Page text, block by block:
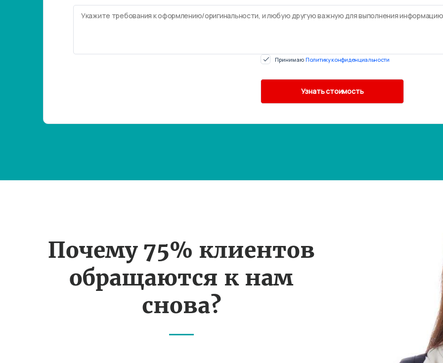
Принимаю Политику конфиденциальности
Почему 75% клиентов
обращаются к нам
снова?